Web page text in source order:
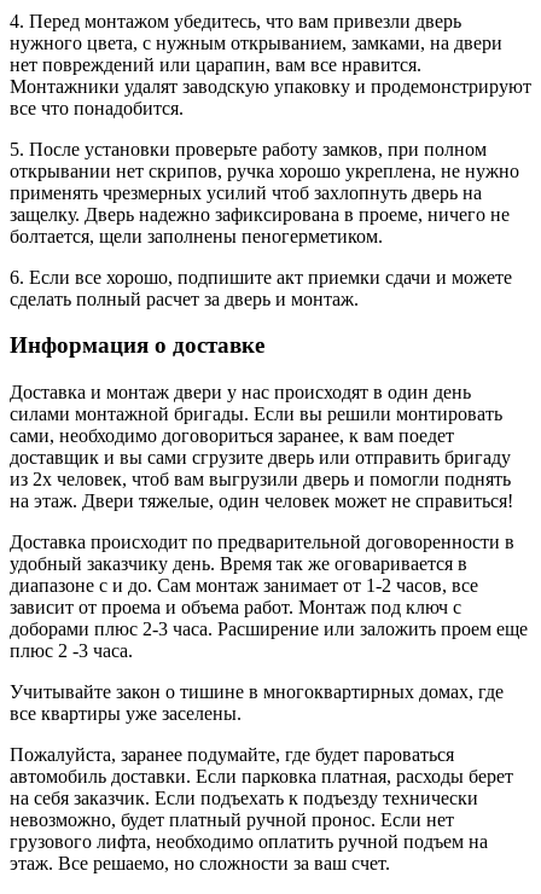
4. Перед монтажом убедитесь, что вам привезли дверь
нужного цвета, с нужным открыванием, замками, на двери
нет повреждений или царапин, вам все нравится.
Монтажники удалят заводскую упаковку и продемонстрируют
все что понадобится.
5. После установки проверьте работу замков, при полном
открывании нет скрипов, ручка хорошо укреплена, не нужно
применять чрезмерных усилий чтоб захлопнуть дверь на
защелку. Дверь надежно зафиксирована в проеме, ничего не
болтается, щели заполнены пеногерметиком.
6. Если все хорошо, подпишите акт приемки сдачи и можете
сделать полный расчет за дверь и монтаж.
Информация о доставке
Доставка и монтаж двери у нас происходят в один день
силами монтажной бригады. Если вы решили монтировать
сами, необходимо договориться заранее, к вам поедет
доставщик и вы сами сгрузите дверь или отправить бригаду
из 2х человек, чтоб вам выгрузили дверь и помогли поднять
на этаж. Двери тяжелые, один человек может не справиться!
Доставка происходит по предварительной договоренности в
удобный заказчику день. Время так же оговаривается в
диапазоне с и до. Сам монтаж занимает от 1-2 часов, все
зависит от проема и объема работ. Монтаж под ключ с
доборами плюс 2-3 часа. Расширение или заложить проем еще
плюс 2 -3 часа.
Учитывайте закон о тишине в многоквартирных домах, где
все квартиры уже заселены.
Пожалуйста, заранее подумайте, где будет пароваться
автомобиль доставки. Если парковка платная, расходы берет
на себя заказчик. Если подъехать к подъезду технически
невозможно, будет платный ручной пронос. Если нет
грузового лифта, необходимо оплатить ручной подъем на
этаж. Все решаемо, но сложности за ваш счет.